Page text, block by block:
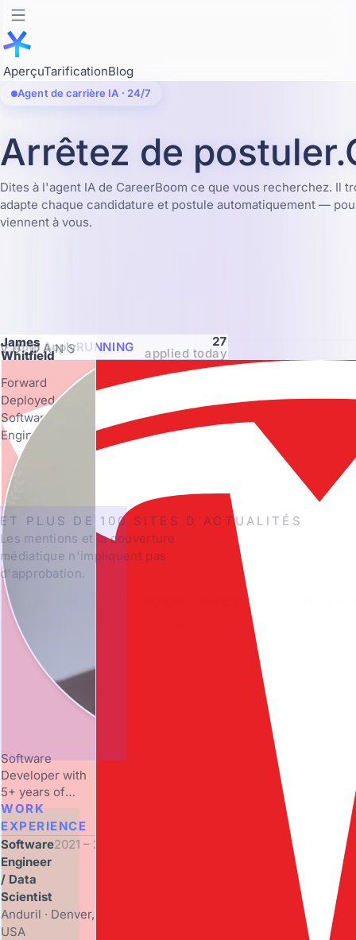
AperçuTarificationBlog
Agent de carrière IA · 24/7
Arrêtez de postuler.
Dites à l'agent IA de CareerBoom ce que vous recherchez. Il
adapte chaque candidature et postule automatiquement —
viennent à vous.
Auto ApplyRUNNING 27
applied today
James
Whitfield
Forward
Deployed
Software
Engineer
Software
Developer with
5+ years of
experience in
smart contracts
and blockchain,
seeking a
Forward
Deployed role to
impact critical
operations.
WORK
EXPERIENCE
Software
Engineer
/ Data
Scientist
2021 – 2023
Anduril · Denver,
USA
VU DANS
ET PLUS DE 100 SITES D'ACTUALITÉS
Les mentions et la couverture
médiatique n'impliquent pas
d'approbation.
Tout ce dont vous avez besoin
Notre boîte à outils alimentée par l'IA gère chaque étape de